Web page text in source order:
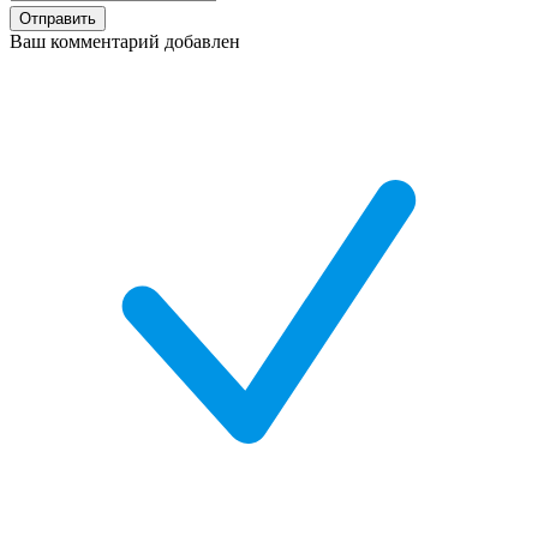
Отправить
Ваш комментарий добавлен